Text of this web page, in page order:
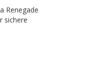
Renegade
sichere